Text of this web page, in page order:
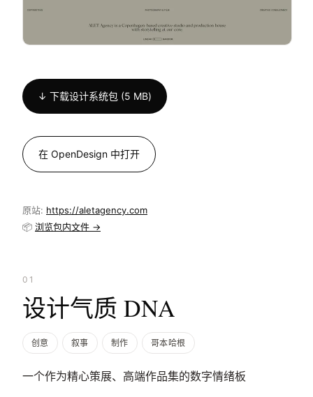
↓ 下载设计系统包 (5 MB)
在 OpenDesign 中打开
原站: https://aletagency.com
📦 浏览包内文件 →
01
设计气质 DNA
创意 叙事 制作 哥本哈根
一个作为精心策展、高端作品集的数字情绪板